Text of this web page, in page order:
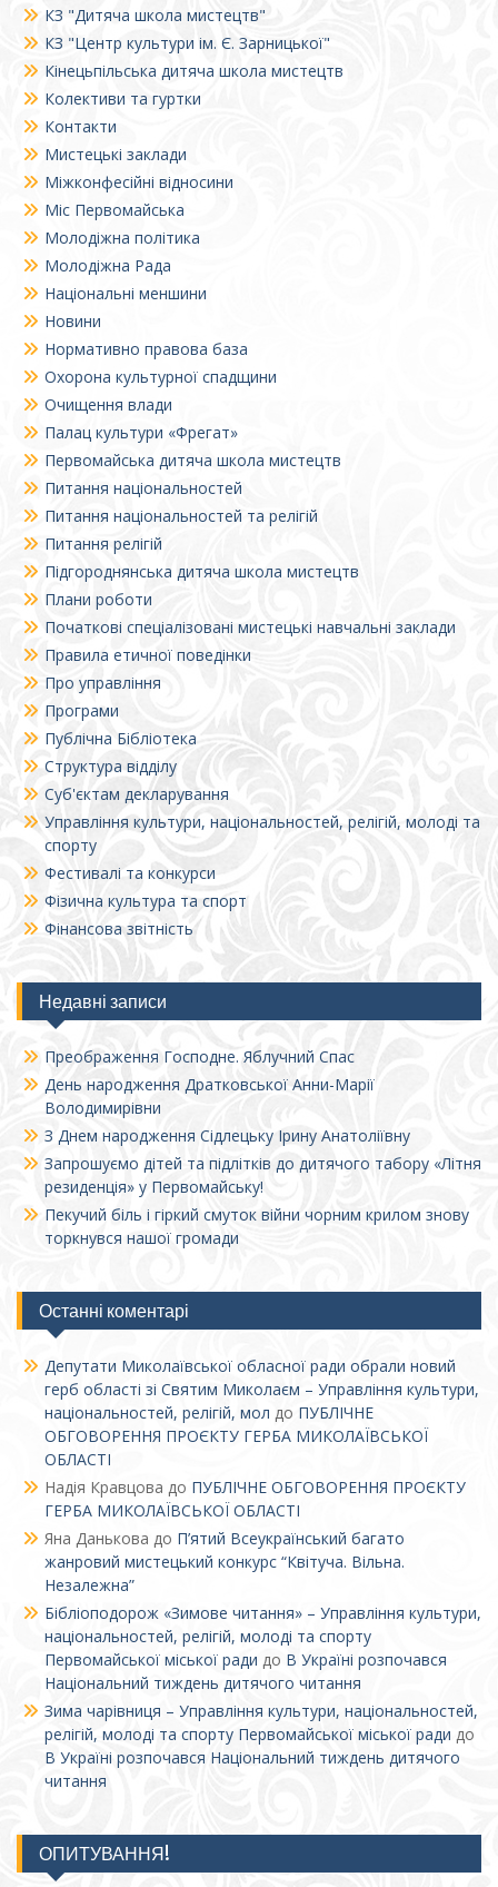
КЗ "Дитяча школа мистецтв"
КЗ "Центр культури ім. Є. Зарницької"
Кінецьпільська дитяча школа мистецтв
Колективи та гуртки
Контакти
Мистецькі заклади
Міжконфесійні відносини
Міс Первомайська
Молодіжна політика
Молодіжна Рада
Національні меншини
Новини
Нормативно правова база
Охорона культурної спадщини
Очищення влади
Палац культури «Фрегат»
Первомайська дитяча школа мистецтв
Питання національностей
Питання національностей та релігій
Питання релігій
Підгороднянська дитяча школа мистецтв
Плани роботи
Початкові спеціалізовані мистецькі навчальні заклади
Правила етичної поведінки
Про управління
Програми
Публічна Бібліотека
Структура відділу
Суб'єктам декларування
Управління культури, національностей, релігій, молоді та
спорту
Фестивалі та конкурси
Фізична культура та спорт
Фінансова звітність
Недавні записи
Преображення Господне. Яблучний Спас
День народження Дратковської Анни-Марії
Володимирівни
З Днем народження Сідлецьку Ірину Анатоліївну
Запрошуємо дітей та підлітків до дитячого табору «Літня
резиденція» у Первомайську!
Пекучий біль і гіркий смуток війни чорним крилом знову
торкнувся нашої громади
Останні коментарі
Депутати Миколаївської обласної ради обрали новий
герб області зі Святим Миколаєм – Управління культури,
національностей, релігій, мол до ПУБЛІЧНЕ
ОБГОВОРЕННЯ ПРОЄКТУ ГЕРБА МИКОЛАЇВСЬКОЇ
ОБЛАСТІ
Надія Кравцова до ПУБЛІЧНЕ ОБГОВОРЕННЯ ПРОЄКТУ
ГЕРБА МИКОЛАЇВСЬКОЇ ОБЛАСТІ
Яна Данькова до П’ятий Всеукраїнський багато
жанровий мистецький конкурс “Квітуча. Вільна.
Незалежна”
Бібліоподорож «Зимове читання» – Управління культури,
національностей, релігій, молоді та спорту
Первомайської міської ради до В Україні розпочався
Національний тиждень дитячого читання
Зима чарівниця – Управління культури, національностей,
релігій, молоді та спорту Первомайської міської ради до
В Україні розпочався Національний тиждень дитячого
читання
ОПИТУВАННЯ!